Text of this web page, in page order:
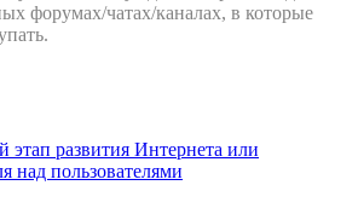
форумах/чатах/каналах, в которые
развития Интернета или
над пользователями